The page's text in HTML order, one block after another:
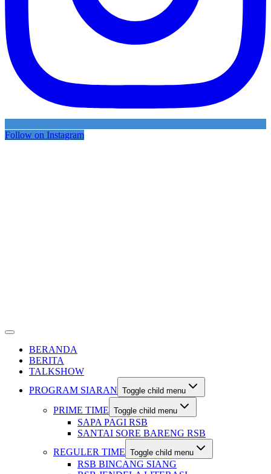
Follow on Instagram
BERANDA
BERITA
TALKSHOW
PROGRAM SIARAN Toggle child menu
PRIME TIME Toggle child menu
SAPA PAGI RSB
SANTAI SORE BARENG RSB
REGULER TIME Toggle child menu
RSB BINCANG SIANG